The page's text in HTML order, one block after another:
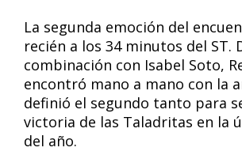
La segunda emoción del
recién a los 34 minutos del ST.
combinación con Isabel Soto,
encontró mano a mano con la
definió el segundo tanto para
victoria de las Taladritas en la
del año.